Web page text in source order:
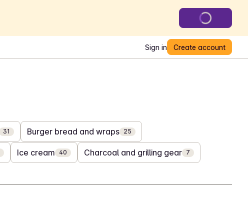
Sign in Create account
31 Burger bread and wraps 25
Ice cream 40 Charcoal and grilling gear 7